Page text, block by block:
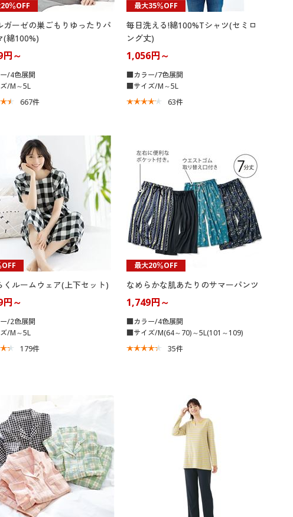
％OFF
ガーゼの巣ごもりゆったりパ
(綿100%)
～
/4色展開
/M～5L
667件
最大35％OFF
毎日洗える!綿100%Tシャツ(セミロ
ング丈)
1,056円～
■カラー/7色展開
■サイズ/M～5L
63件
くルームウェア(上下セット)
～
/2色展開
/M～5L
179件
最大20％OFF
なめらかな肌あたりのサマーパンツ
1,749円～
■カラー/4色展開
■サイズ/M(64～70)～5L(101～109)
35件